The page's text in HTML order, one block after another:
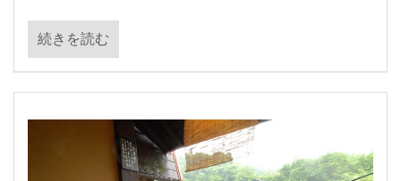
続きを読む